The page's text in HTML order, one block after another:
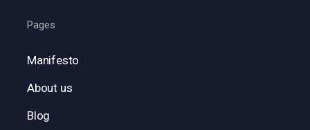
Pages
Manifesto
About us
Blog